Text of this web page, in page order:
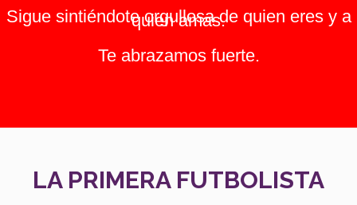
Sigue sintiéndote orgullosa de quien eres y a
quien amas.
Te abrazamos fuerte.
LA PRIMERA FUTBOLISTA